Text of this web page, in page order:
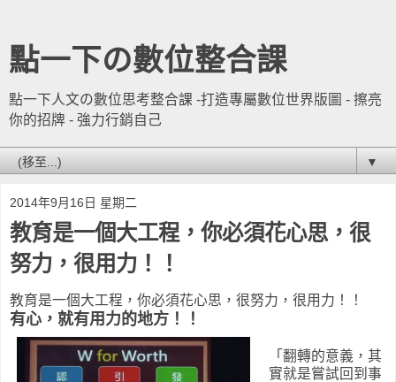
點一下の數位整合課
點一下人文の數位思考整合課 -打造專屬數位世界版圖 - 擦亮
你的招牌 - 強力行銷自己
▼
2014年9月16日 星期二
教育是一個大工程，你必須花心思，很
努力，很用力！！
教育是一個大工程，你必須花心思，很努力，很用力！！
有心，就有用力的地方！！
「翻轉的意義，其
實就是嘗試回到事